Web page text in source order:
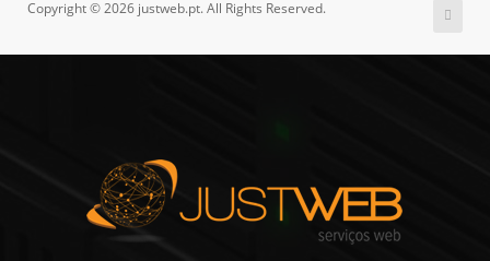
Copyright © 2026 justweb.pt. All Rights Reserved.